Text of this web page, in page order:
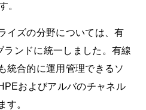
。
イズの分野については、有
ンドに統一しました。有線
統合的に運用管理できるソ
およびアルバのチャネル
す。